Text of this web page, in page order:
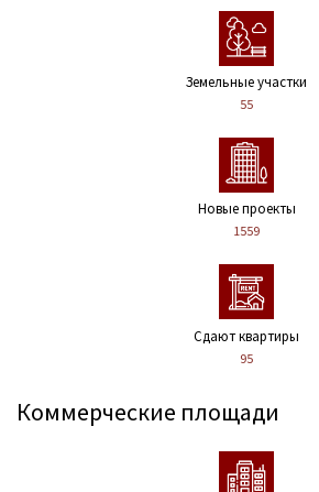
Земельные участки
55
Новые проекты
1559
Сдают квартиры
95
Коммерческие площади